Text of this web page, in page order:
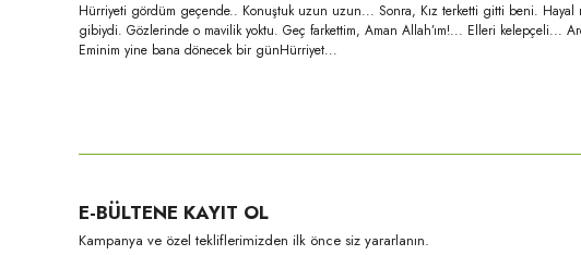
Hürriyeti gördüm geçende.. Konuştuk uzun uzun... Sonra, Kız terketti gitti beni. Hayal
gibiydi. Gözlerinde o mavilik yoktu. Geç farkettim, Aman Allah’ım!... Elleri kelepçeli...
Eminim yine bana dönecek bir günHürriyet...
Ürün açıklamasında eksik bilgiler bulunuyor.
Ürün bilgilerinde hatalar bulunuyor.
E-BÜLTENE KAYIT OL
Kampanya ve özel tekliflerimizden ilk önce siz yararlanın.